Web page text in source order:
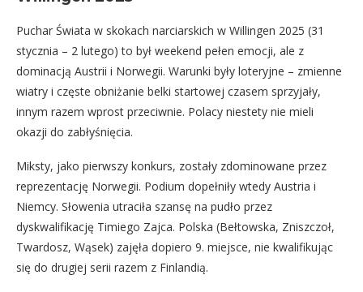
Puchar Świata w skokach narciarskich w Willingen 2025 (31
stycznia – 2 lutego) to był weekend pełen emocji, ale z
dominacją Austrii i Norwegii. Warunki były loteryjne – zmienne
wiatry i częste obniżanie belki startowej czasem sprzyjały,
innym razem wprost przeciwnie. Polacy niestety nie mieli
okazji do zabłyśnięcia.
Miksty, jako pierwszy konkurs, zostały zdominowane przez
reprezentację Norwegii. Podium dopełniły wtedy Austria i
Niemcy. Słowenia utraciła szansę na pudło przez
dyskwalifikację Timiego Zajca. Polska (Bełtowska, Zniszczoł,
Twardosz, Wąsek) zajęła dopiero 9. miejsce, nie kwalifikując
się do drugiej serii razem z Finlandią.